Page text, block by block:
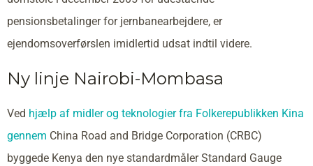
pensionsbetalinger for jernbanearbejdere, er
ejendomsoverførslen imidlertid udsat indtil videre.
Ny linje Nairobi-Mombasa
Ved hjælp af midler og teknologier fra Folkerepublikken Kina
gennem China Road and Bridge Corporation (CRBC)
byggede Kenya den nye standardmåler Standard Gauge